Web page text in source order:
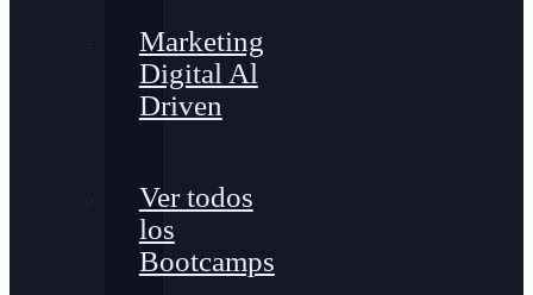
Marketing
Digital Al
Driven
Ver todos
los
Bootcamps